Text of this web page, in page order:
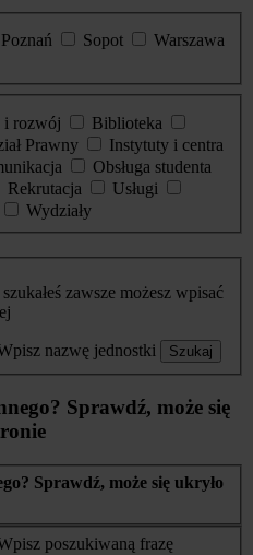
Poznań Sopot
Warszawa
i rozwój
Biblioteka
Prawny
Instytuty i centra
Obsługa studenta
Rekrutacja
Usługi
Wydziały
zawsze możesz wpisać
nazwę jednostki Szukaj
Sprawdź, może się
Sprawdź, może się ukryło
poszukiwaną frazę